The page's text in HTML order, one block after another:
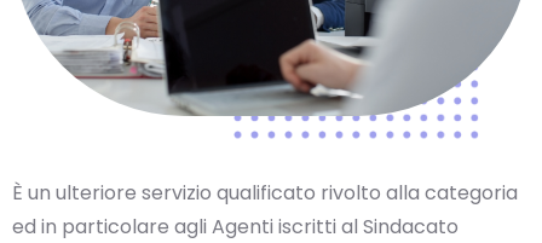
È un ulteriore servizio qualificato rivolto alla categoria
ed in particolare agli Agenti iscritti al Sindacato